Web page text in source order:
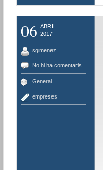
06 ABRIL
2017
sgimenez
No hi ha comentaris
General
empreses